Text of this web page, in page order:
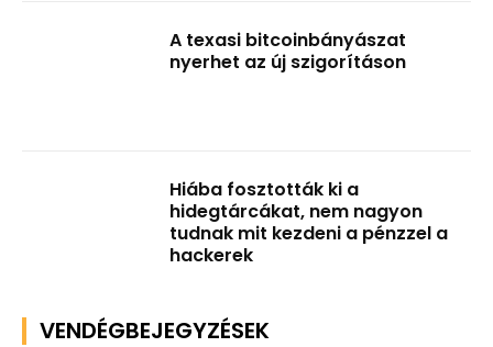
A texasi bitcoinbányászat
nyerhet az új szigorításon
Hiába fosztották ki a
hidegtárcákat, nem nagyon
tudnak mit kezdeni a pénzzel a
hackerek
VENDÉGBEJEGYZÉSEK